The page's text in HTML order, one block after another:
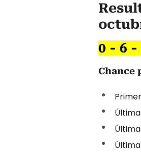
0 - 6 -
Chance